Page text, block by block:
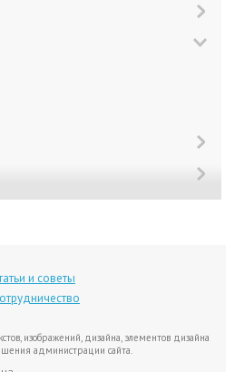
и советы
изображений, дизайна, элементов дизайна
администрации сайта.